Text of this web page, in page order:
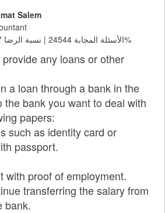
Salem
الأسئلة المجابة 24544 | نسبة الرضا 97.7%
any loans or other
a loan through a bank in the
the bank you want to deal with
papers:
such as identity card or
passport.
with proof of employment.
transferring the salary from
bank.